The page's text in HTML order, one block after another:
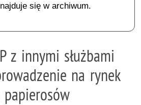
się w archiwum.
z innymi służbami
na rynek